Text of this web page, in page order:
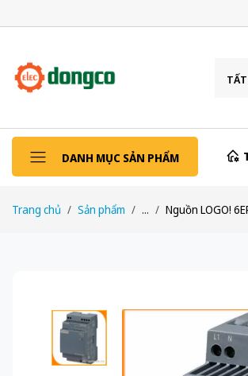
DANH MỤC SẢN PHẨM
Trang chủ Sản phẩm ... Nguồn LOGO!